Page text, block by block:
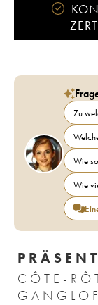
Zu
Wie
Wie
CÔTE-